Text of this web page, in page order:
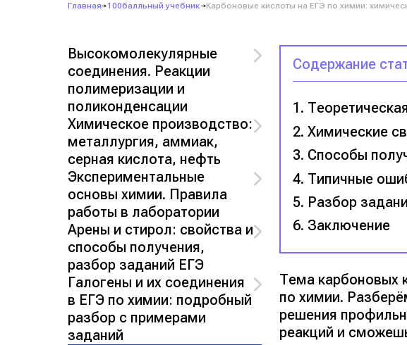
Главная 100балльный учебник Карбоновые кислоты на ЕГЭ по химии:
Высокомолекулярные
соединения. Реакции
полимеризации и
поликонденсации
Химическое производство:
металлургия, аммиак,
серная кислота, нефть
Экспериментальные
основы химии. Правила
работы в лаборатории
Арены и стирол: свойства и
способы получения,
разбор заданий ЕГЭ
Галогены и их соединения
в ЕГЭ по химии: подробный
разбор с примерами
заданий
Содержание
Химические
Способы
Типичные
Разбор
Заключение
Тема карбоновых
по химии.
решения
реакций и